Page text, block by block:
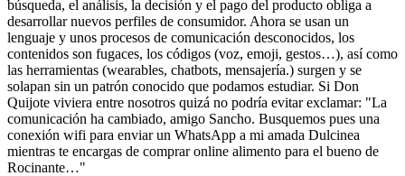
búsqueda, el análisis, la decisión y el pago del producto obliga a
desarrollar nuevos perfiles de consumidor. Ahora se usan un
lenguaje y unos procesos de comunicación desconocidos, los
contenidos son fugaces, los códigos (voz, emoji, gestos…), así como
las herramientas (wearables, chatbots, mensajería.) surgen y se
solapan sin un patrón conocido que podamos estudiar. Si Don
Quijote viviera entre nosotros quizá no podría evitar exclamar: "La
comunicación ha cambiado, amigo Sancho. Busquemos pues una
conexión wifi para enviar un WhatsApp a mi amada Dulcinea
mientras te encargas de comprar online alimento para el bueno de
Rocinante…"